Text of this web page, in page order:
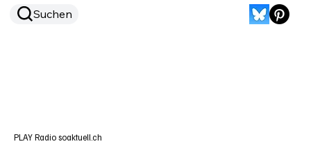
Suchen
PLAY Radio soaktuell.ch